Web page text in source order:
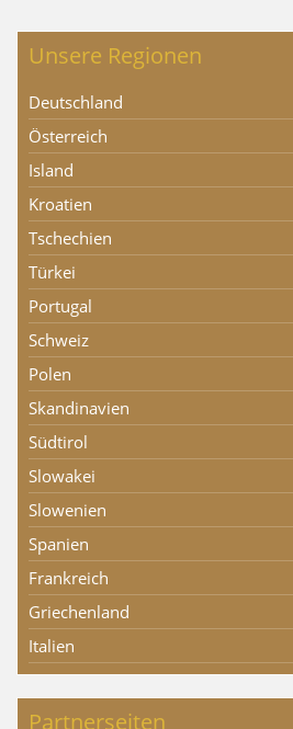
Unsere Regionen
Deutschland
Österreich
Island
Kroatien
Tschechien
Türkei
Portugal
Schweiz
Polen
Skandinavien
Südtirol
Slowakei
Slowenien
Spanien
Frankreich
Griechenland
Italien
Partnerseiten